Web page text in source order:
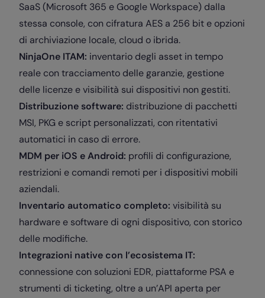
SaaS (Microsoft 365 e Google Workspace) dalla
stessa console, con cifratura AES a 256 bit e opzioni
di archiviazione locale, cloud o ibrida.
NinjaOne ITAM: inventario degli asset in tempo
reale con tracciamento delle garanzie, gestione
delle licenze e visibilità sui dispositivi non gestiti.
Distribuzione software: distribuzione di pacchetti
MSI, PKG e script personalizzati, con ritentativi
automatici in caso di errore.
MDM per iOS e Android: profili di configurazione,
restrizioni e comandi remoti per i dispositivi mobili
aziendali.
Inventario automatico completo: visibilità su
hardware e software di ogni dispositivo, con storico
delle modifiche.
Integrazioni native con l’ecosistema IT:
connessione con soluzioni EDR, piattaforme PSA e
strumenti di ticketing, oltre a un’API aperta per